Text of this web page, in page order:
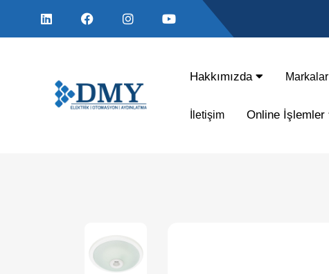
Hakkımızda Markalar
İletişim Online İşlemler